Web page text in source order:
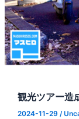
観光ツアー造
2024-11-29 /